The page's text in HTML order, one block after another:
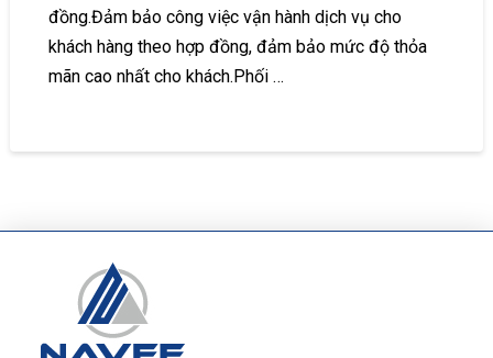
đồng.Đảm bảo công việc vận hành dịch vụ cho
khách hàng theo hợp đồng, đảm bảo mức độ thỏa
mãn cao nhất cho khách.Phối …